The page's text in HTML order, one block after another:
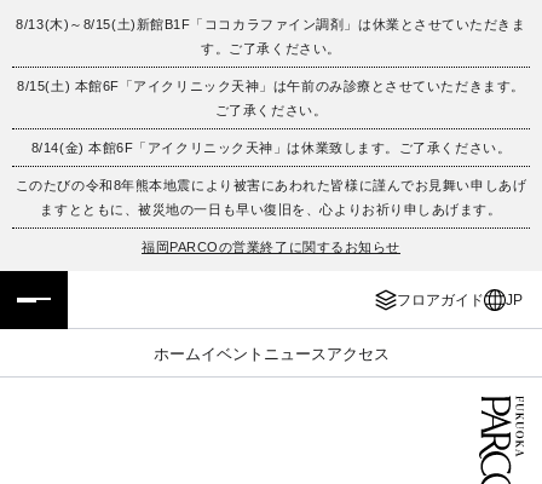
8/13(木)～8/15(土)新館B1F「ココカラファイン調剤」は休業とさせていただきま
す。ご了承ください。
8/15(土) 本館6F「アイクリニック天神」は午前のみ診療とさせていただきます。
ご了承ください。
8/14(金) 本館6F「アイクリニック天神」は休業致します。ご了承ください。
このたびの令和8年熊本地震により被害にあわれた皆様に謹んでお見舞い申しあげ
ますとともに、被災地の一日も早い復旧を、心よりお祈り申しあげます。
福岡PARCOの営業終了に関するお知らせ
フロアガイド JP
ホームイベント ニュース アクセス
フロアガイド
施設案内・アクセス
イベント・ポップアップ
レストラン・カフェ
ENGLISH
繁体字
簡体字
ภาษาไทย